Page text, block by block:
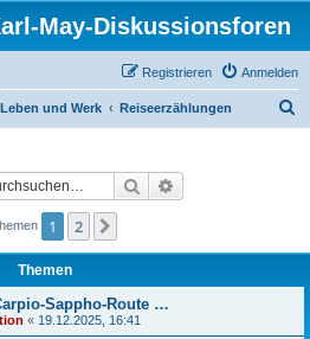
May-Diskussionsforen
Anmelden
Registrieren
und Werk Reiseerzählungen
Suche
1 2
Themen
Sappho-Route …
« 19.12.2025, 16:41